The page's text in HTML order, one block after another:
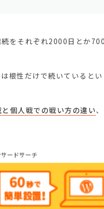
をそれぞれ2000日とか
根性だけで続いているとい
個人戦での戦い方の違い
サードサーチ